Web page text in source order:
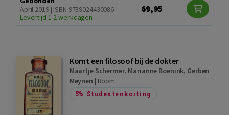
April 2019 | ISBN 9789024430086
Levertijd 1-2 werkdagen
69,95
Komt een filosoof bij de dokter
Maartje Schermer, Marianne Boenink, Gerben
Meynen | Boom
5% Studentenkorting